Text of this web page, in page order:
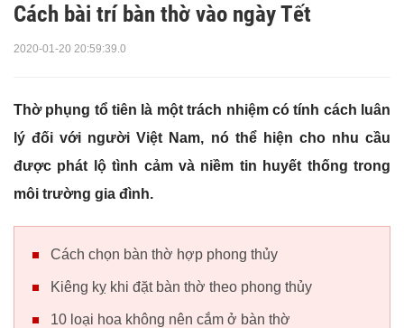
Cách bài trí bàn thờ vào ngày Tết
2020-01-20 20:59:39.0
Thờ phụng tổ tiên là một trách nhiệm có tính cách luân
lý đối với người Việt Nam, nó thể hiện cho nhu cầu
được phát lộ tình cảm và niềm tin huyết thống trong
môi trường gia đình.
Cách chọn bàn thờ hợp phong thủy
Kiêng kỵ khi đặt bàn thờ theo phong thủy
10 loại hoa không nên cắm ở bàn thờ